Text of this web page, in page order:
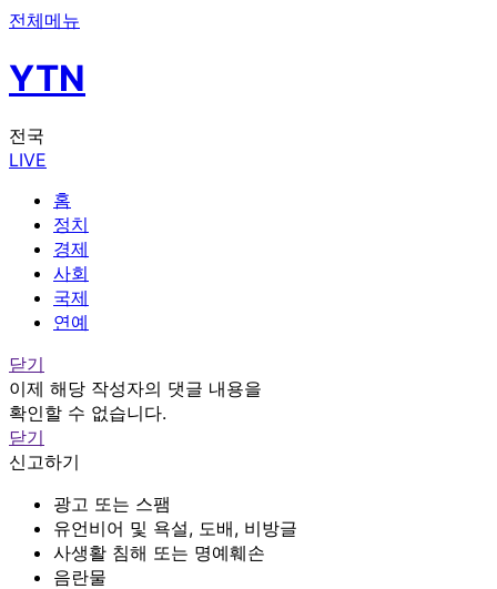
전체메뉴
YTN
전국
LIVE
홈
정치
경제
사회
국제
연예
닫기
이제 해당 작성자의 댓글 내용을
확인할 수 없습니다.
닫기
신고하기
광고 또는 스팸
유언비어 및 욕설, 도배, 비방글
사생활 침해 또는 명예훼손
음란물